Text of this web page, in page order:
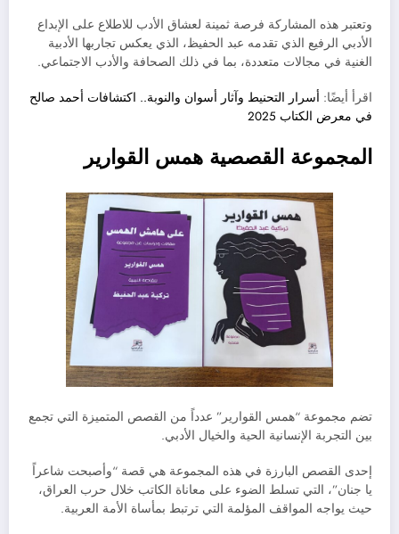
وتعتبر هذه المشاركة فرصة ثمينة لعشاق الأدب للاطلاع على الإبداع
الأدبي الرفيع الذي تقدمه عبد الحفيظ، الذي يعكس تجاربها الأدبية
الغنية في مجالات متعددة، بما في ذلك الصحافة والأدب الاجتماعي.
اقرأ أيضًا: أسرار التحنيط وآثار أسوان والنوبة.. اكتشافات أحمد صالح
في معرض الكتاب 2025
المجموعة القصصية همس القوارير
تضم مجموعة “همس القوارير” عدداً من القصص المتميزة التي تجمع
بين التجربة الإنسانية الحية والخيال الأدبي.
إحدى القصص البارزة في هذه المجموعة هي قصة “وأصبحت شاعراً
يا جنان”، التي تسلط الضوء على معاناة الكاتب خلال حرب العراق،
حيث يواجه المواقف المؤلمة التي ترتبط بمأساة الأمة العربية.